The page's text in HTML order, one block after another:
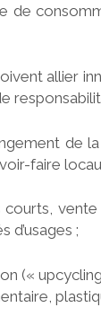
de
allier
de
faire
courts,
d’usages ;
(«